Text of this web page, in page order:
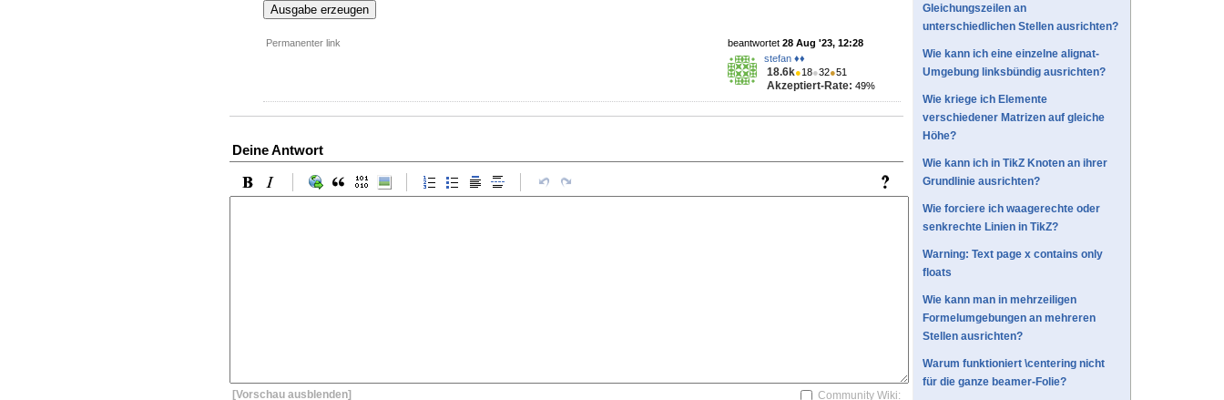
Ausgabe erzeugen
Permanenter link beantwortet 28 Aug '23, 12:28
stefan ♦♦
18.6k●18●32●51
Akzeptiert-Rate: 49%
Deine Antwort
[Vorschau ausblenden] Community Wiki:
Gleichungszeilen an
unterschiedlichen Stellen ausrichten?
Wie kann ich eine einzelne alignat-
Umgebung linksbündig ausrichten?
Wie kriege ich Elemente
verschiedener Matrizen auf gleiche
Höhe?
Wie kann ich in TikZ Knoten an ihrer
Grundlinie ausrichten?
Wie forciere ich waagerechte oder
senkrechte Linien in TikZ?
Warning: Text page x contains only
floats
Wie kann man in mehrzeiligen
Formelumgebungen an mehreren
Stellen ausrichten?
Warum funktioniert \centering nicht
für die ganze beamer-Folie?